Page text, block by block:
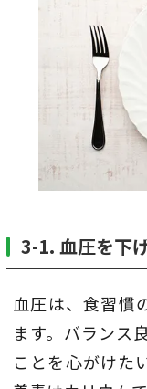
3-1. 血圧を下
血圧は、食習慣
ます。バランス
ことを心がけた